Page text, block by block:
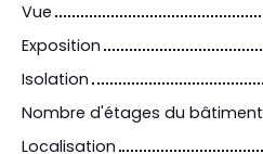
Vue
Exposition
Isolation
Nombre d'étages du bâtiment
Localisation